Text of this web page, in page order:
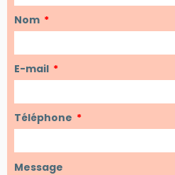
Nom
E-mail
Téléphone
Message